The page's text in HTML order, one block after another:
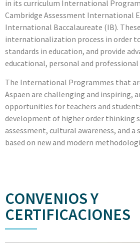
in its curriculum International
Cambridge Assessment International
International Baccalaureate (IB).
internationalization process in order
standards in education, and provide
educational, personal and
The International Programmes that
Aspaen are challenging and inspiring,
opportunities for teachers and
development of higher order thinking
assessment, cultural awareness, and
based on new and modern
CONVENIOS Y
CERTIFICACIONES